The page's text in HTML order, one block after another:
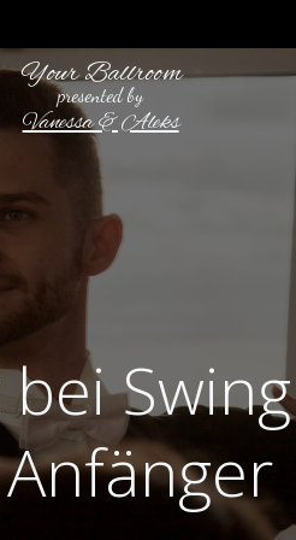
Your Ballroom
presented by
Vanessa & Aleks